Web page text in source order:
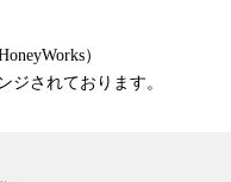
）
されております。